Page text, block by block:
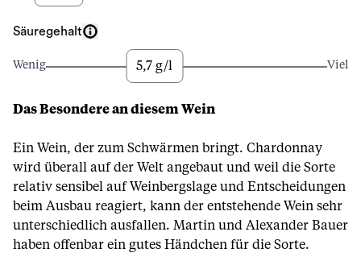
Säuregehalt
Wenig 5,7 g/l Viel
Das Besondere an diesem Wein
Ein Wein, der zum Schwärmen bringt. Chardonnay
wird überall auf der Welt angebaut und weil die Sorte
relativ sensibel auf Weinbergslage und Entscheidungen
beim Ausbau reagiert, kann der entstehende Wein sehr
unterschiedlich ausfallen. Martin und Alexander Bauer
haben offenbar ein gutes Händchen für die Sorte.